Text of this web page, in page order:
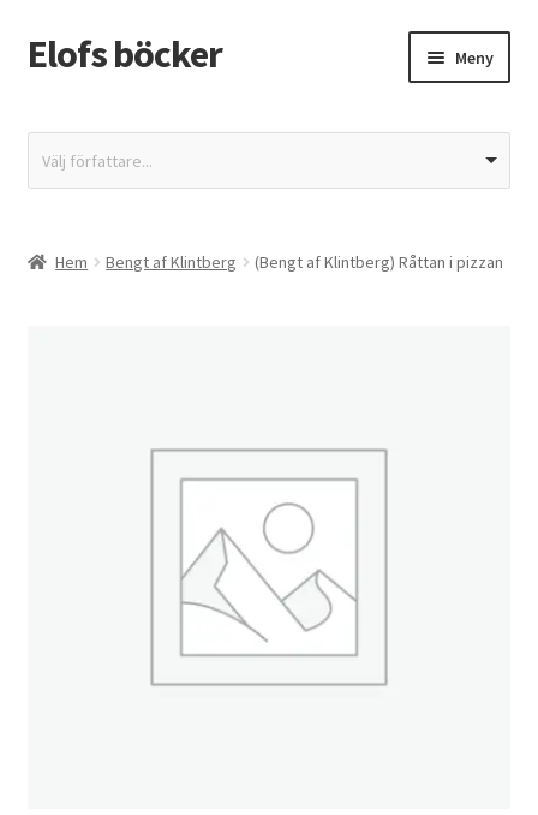
Hoppa
till
Hoppa
till
Elofs böcker Meny
Återbetalnings- och returpolicy
Välj författare...
Hem Bengt af Klintberg (Bengt af Klintberg) Råttan i pizzan